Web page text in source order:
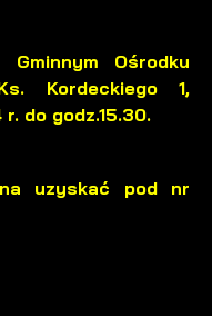
Ośrodku
Kordeckiego 1,
r. do godz.15.30.
uzyskać pod nr